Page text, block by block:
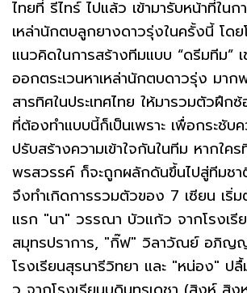
ไทยที่ รีไทร์ ไปแล้ว เข้ามารับหน้าที่ในก
เหล่านักตบลูกยางดาวรุ่งในครั้งนี้ โด
แนวคิดในการสร้างทีมแบบ “ดรีมทีม” เ
ออกตระเวนหาเหล่านักตบดาวรุ่ง มา
สารทิศในประเทศไทย ให้มารวมตัวฝึ
ที่ต้องทำแบบนี้ก็เป็นเพราะ เพื่อกระชับ
ปรับสร้างความเข้าใจกันในทีม หากใ
พรสวรรค์ ก็จะถูกผลักดันขึ้นไปสู่ทีมช
จึงทำเกิดการรวมตัวของ 7 เซียน เริ่
แรก "นา" วรรณา บัวแก้ว จากโรงเรี
สมุทรปราการ, "กิ๊ฟ" วิลาวัณย์ อภิญ
โรงเรียนสุรนารีวิทยา และ "หน่อง" ป